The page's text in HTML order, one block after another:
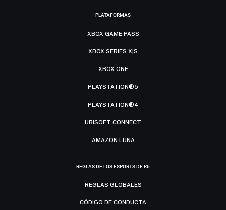
PLATAFORMAS
XBOX GAME PASS
XBOX SERIES X|S
XBOX ONE
PLAYSTATION®5
PLAYSTATION®4
UBISOFT CONNECT
AMAZON LUNA
REGLAS DE LOS ESPORTS DE R6
REGLAS GLOBALES
CÓDIGO DE CONDUCTA